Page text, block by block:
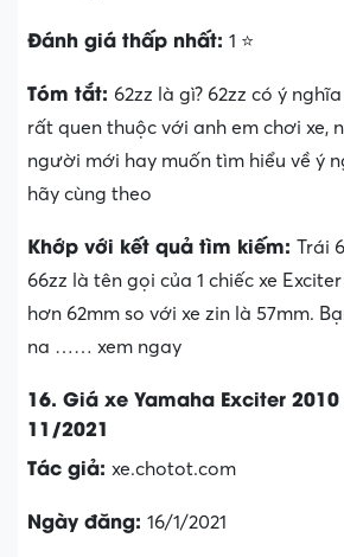
Đánh giá thấp nhất: 1 ⭐
Tóm tắt: 62zz là gì? 62zz có ý
rất quen thuộc với anh em chơi xe,
người mới hay muốn tìm hiểu về ý
hãy cùng theo
Khớp với kết quả tìm kiếm: Trái
66zz là tên gọi của 1 chiếc xe
hơn 62mm so với xe zin là 57mm.
na …… xem ngay
16. Giá xe Yamaha Exciter
11/2021
Tác giả: xe.chotot.com
Ngày đăng: 16/1/2021